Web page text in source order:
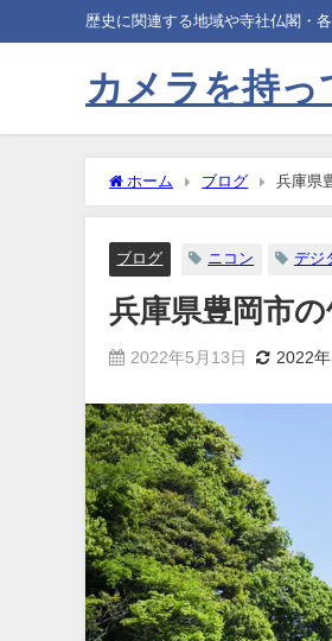
歴史に関連する地域や寺社仏閣・
カメラを持
ホーム ブログ 兵庫県
ブログ ニコン デジ
兵庫県豊岡市
2022年5月13日 2022